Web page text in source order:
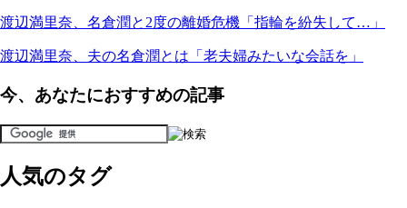
渡辺満里奈、名倉潤と2度の離婚危機「指輪を紛失して…」
渡辺満里奈、夫の名倉潤とは「老夫婦みたいな会話を」
今、あなたにおすすめの記事
人気のタグ